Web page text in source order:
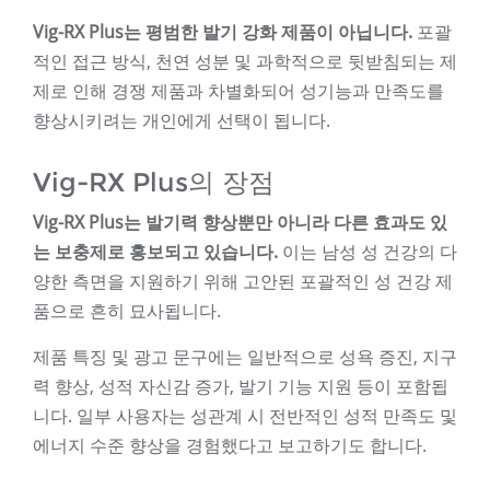
Vig-RX Plus는 평범한 발기 강화 제품이 아닙니다. 포괄
적인 접근 방식, 천연 성분 및 과학적으로 뒷받침되는 제
제로 인해 경쟁 제품과 차별화되어 성기능과 만족도를
향상시키려는 개인에게 선택이 됩니다.
Vig-RX Plus의 장점
Vig-RX Plus는 발기력 향상뿐만 아니라 다른 효과도 있
는 보충제로 홍보되고 있습니다. 이는 남성 성 건강의 다
양한 측면을 지원하기 위해 고안된 포괄적인 성 건강 제
품으로 흔히 묘사됩니다.
제품 특징 및 광고 문구에는 일반적으로 성욕 증진, 지구
력 향상, 성적 자신감 증가, 발기 기능 지원 등이 포함됩
니다. 일부 사용자는 성관계 시 전반적인 성적 만족도 및
에너지 수준 향상을 경험했다고 보고하기도 합니다.